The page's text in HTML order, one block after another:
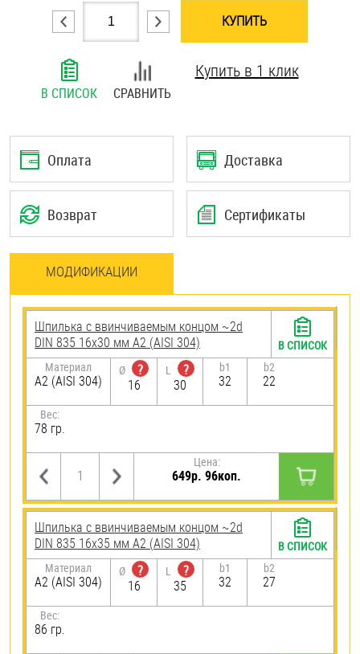
Шплинты
Штифты и пальцы
КУПИТЬ
В СПИСОК СРАВНИТЬ
Купить в 1 клик
Оплата Доставка
Возврат Сертификаты
МОДИФИКАЦИИ
Шпилька c ввинчиваемым концом ~2d
DIN 835 16х30 мм А2 (AISI 304)
Материал
А2 (AISI 304)
Ø
?
16
L
?
30
b1
32
b2
22
Вес:
78 гр.
Цена:
649р. 96коп.
В СПИСОК
Шпилька c ввинчиваемым концом ~2d
DIN 835 16х35 мм А2 (AISI 304)
Материал
А2 (AISI 304)
Ø
?
16
L
?
35
b1
32
b2
27
Вес:
86 гр.
В СПИСОК